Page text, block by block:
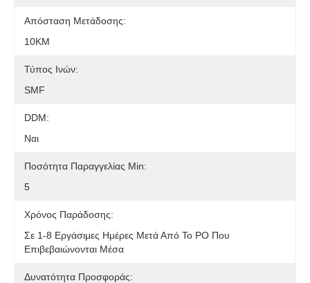
Απόσταση Μετάδοσης:
10KM
Τύπος Ινών:
SMF
DDM:
Ναι
Ποσότητα Παραγγελίας Min:
5
Χρόνος Παράδοσης:
Σε 1-8 Εργάσιμες Ημέρες Μετά Από Το PO Που
Επιβεβαιώνονται Μέσα
Δυνατότητα Προσφοράς: